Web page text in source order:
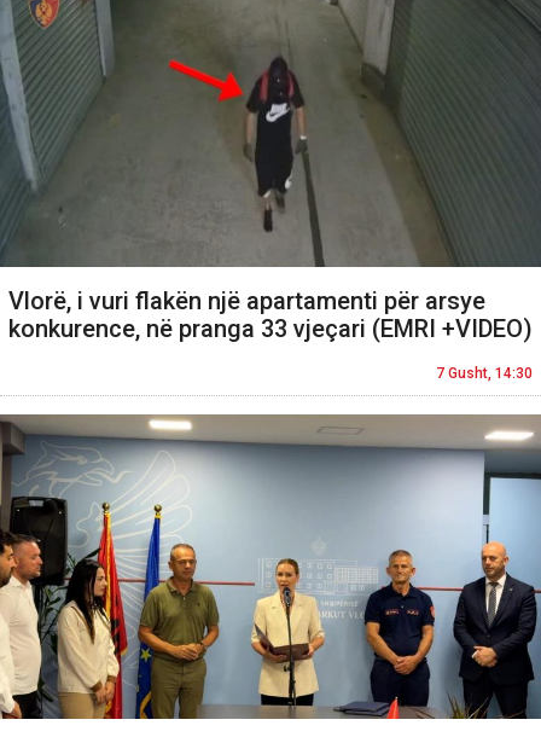
Vlorë, i vuri flakën një apartamenti për arsye
konkurence, në pranga 33 vjeçari (EMRI +VIDEO)
7 Gusht, 14:30